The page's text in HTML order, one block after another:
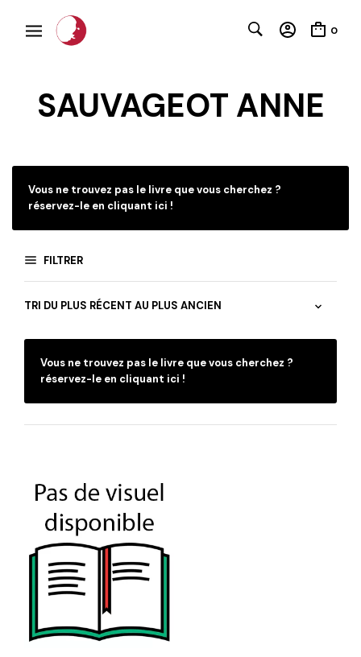
0
SAUVAGEOT ANNE
Vous ne trouvez pas le livre que vous cherchez ?
réservez-le en cliquant ici !
FILTRER
Vous ne trouvez pas le livre que vous cherchez ?
réservez-le en cliquant ici !